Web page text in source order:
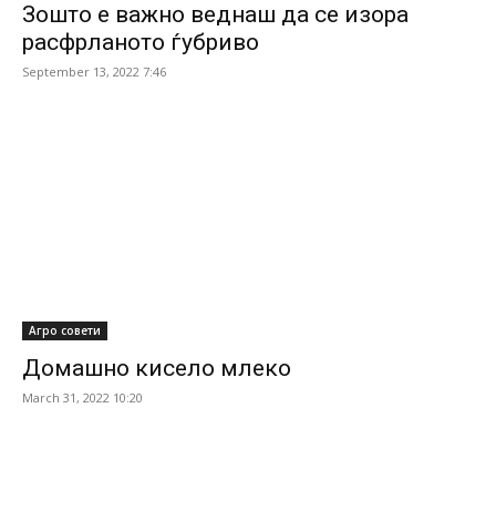
Зошто е важно веднаш да се изора
расфрланото ѓубриво
September 13, 2022 7:46
Агро совети
Домашно кисело млеко
March 31, 2022 10:20